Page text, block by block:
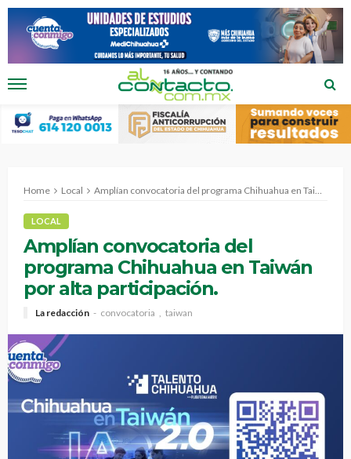
Home Local Amplían convocatoria del programa Chihuahua en Taiwán por alta participación.
LOCAL
Amplían convocatoria del
programa Chihuahua en Taiwán
por alta participación.
La redacción convocatoria taiwan